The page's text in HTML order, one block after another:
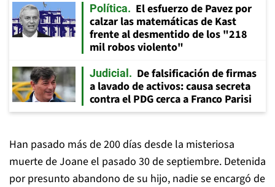
Política
El esfuerzo de Pavez por
calzar las matemáticas de Kast
frente al desmentido de los "218
mil robos violento"
Judicial
De falsificación de firmas
a lavado de activos: causa secreta
contra el PDG cerca a Franco Parisi
Han pasado más de 200 días desde la misteriosa
muerte de Joane el pasado 30 de septiembre. Detenida
por presunto abandono de su hijo, nadie se encargó de